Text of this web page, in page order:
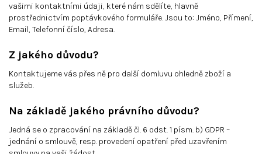
vašimi kontaktními údaji, které nám sdělíte, hlavně
prostřednictvím poptávkového formuláře. Jsou to: Jméno, Přímení,
Email, Telefonní číslo, Adresa.
Z jakého důvodu?
Kontaktujeme vás přes ně pro další domluvu ohledně zboží a
služeb.
Na základě jakého právního důvodu?
Jedná se o zpracování na základě čl. 6 odst. 1 písm. b) GDPR –
jednání o smlouvě, resp. provedení opatření před uzavřením